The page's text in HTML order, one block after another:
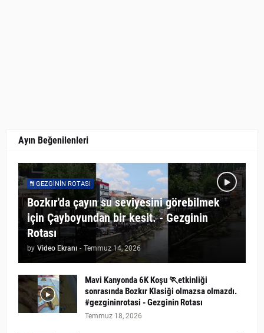
Ayın Beğenilenleri
GEZGININ ROTASI
Bozkır'da çayın su seviyesini görebilmek
için Çayboyundan bir kesit. - Gezginin
Rotası
by Video Ekranı - Temmuz 14, 2026
Mavi Kanyonda 6K Koşu 🏃etkinliği
sonrasında Bozkır Klasiği olmazsa olmazdı.
#gezgininrotasi - Gezginin Rotası
Temmuz 18, 2026